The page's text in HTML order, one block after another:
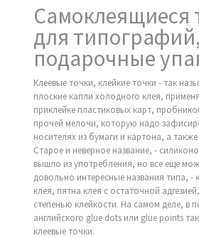
Самоклеящиеся
для типографий,
подарочные
Клеевые точки, клейкие точки - так
плоские капли холодного клея,
приклейке пластиковых карт,
прочей мелочи, которую надо
носителях из бумаги и картона, а
Старое и неверное название, -
вышло из употребления, но все еще
довольно интересные названия типа, -
клея, пятна клея с остаточной
степенью клейкости. На самом деле, в
английского glue dots или glue points
клеевые точки.